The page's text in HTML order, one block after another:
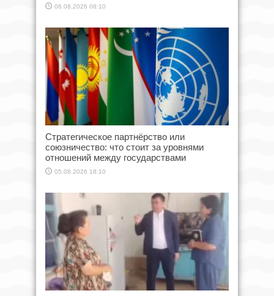
06.08.2026 08:10
Стратегическое партнёрство или
союзничество: что стоит за уровнями
отношений между государствами
05.08.2026 18:10